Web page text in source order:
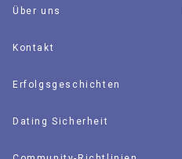
Über uns
Kontakt
Erfolgsgeschichten
Dating Sicherheit